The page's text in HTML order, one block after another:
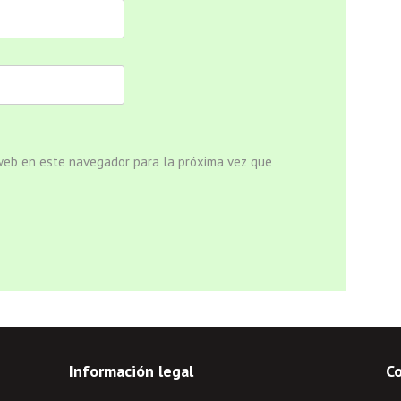
en este navegador para la próxima vez que
Información legal